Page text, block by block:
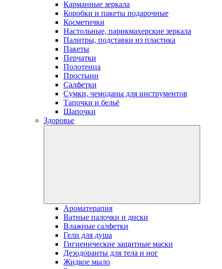
Карманные зеркала
Коробки и пакеты подарочные
Косметички
Настольные, парикмахерские зеркала
Палитры, подставки из пластика
Пакеты
Перчатки
Полотенца
Простыни
Салфетки
Сумки, чемоданы для инструментов
Тапочки и бельё
Шапочки
Здоровье
Ароматерапия
Ватные палочки и диски
Влажные салфетки
Гели для душа
Гигиенические защитные маски
Дезодоранты для тела и ног
Жидкое мыло